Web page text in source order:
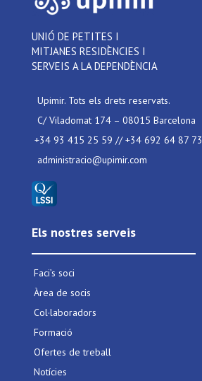
UNIÓ DE PETITES I
MITJANES RESIDÈNCIES I
SERVEIS A LA DEPENDÈNCIA
Upimir. Tots els drets reservats.
C/ Viladomat 174 – 08015 Barcelona
+34 93 415 25 59 // +34 692 64 87 73
administracio@upimir.com
Els nostres serveis
Faci’s soci
Àrea de socis
Col·laboradors
Formació
Ofertes de treball
Notícies